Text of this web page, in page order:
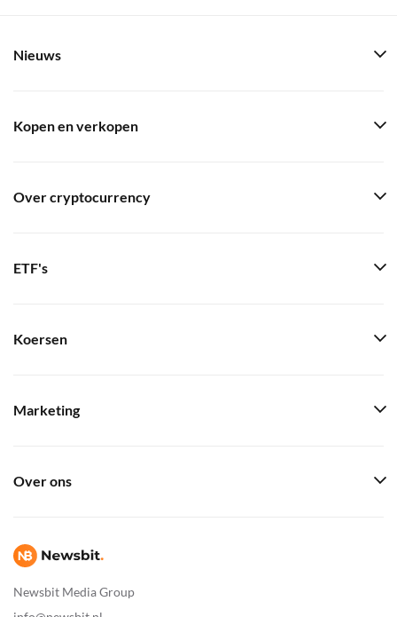
Newsbit Media Group
Nieuws
Kopen en verkopen
Over cryptocurrency
ETF's
Koersen
Marketing
Over ons